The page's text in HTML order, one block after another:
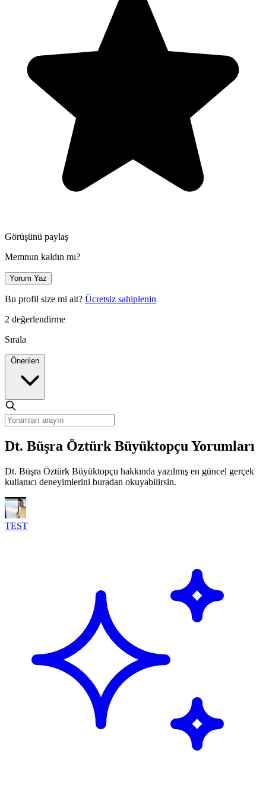
Görüşünü paylaş
Memnun kaldın mı?
Yorum Yaz
Bu profil size mi ait? Ücretsiz sahiplenin
2 değerlendirme
Sırala
Dt. Büşra Öztürk Büyüktopçu Yorumları
Dt. Büşra Öztürk Büyüktopçu hakkında yazılmış en güncel gerçek
kullanıcı deneyimlerini buradan okuyabilirsin.
TEST